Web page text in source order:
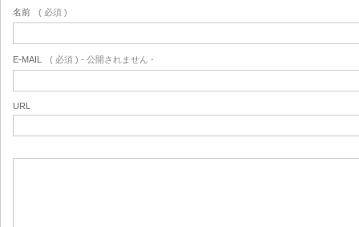
名前 ( 必須 )
E-MAIL ( 必須 ) - 公開されません -
URL